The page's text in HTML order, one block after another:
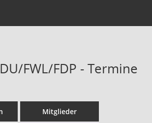
FWL/FDP - Termine
Mitglieder